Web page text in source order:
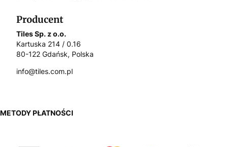
Producent
Tiles Sp. z o.o.
Kartuska 214 / 0.16
80-122 Gdańsk, Polska
info@tiles.com.pl
METODY PŁATNOŚCI